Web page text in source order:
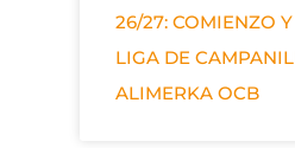
26/27: COMIENZO
LIGA DE
ALIMERKA OCB